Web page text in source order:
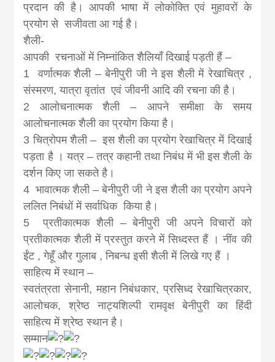
प्रदान की है। आपकी भाषा में लोकोक्ति एवं मुहावरों के
प्रयोग से सजीवता आ गई है।
शैली-
आपकी रचनाओं में निम्नांकित शैलियाँ दिखाई पड़ती हैं –
1 वर्णात्मक शैली – बेनीपुरी जी ने इस शैली में रेखाचित्र ,
संस्मरण, यात्रा वृतांत एवं जीवनी आदि की रचना की है।
2 आलोचनात्मक शैली – आपने समीक्षा के समय
आलोचनात्मक शैली का प्रयोग किया है।
3 चित्रोपम शैली – इस शैली का प्रयोग रेखाचित्र में दिखाई
पड़ता है । यत्र – तत्र कहानी तथा निबंध में भी इस शैली के
दर्शन किए जा सकते है।
4 भावात्मक शैली – बेनीपुरी जी ने इस शैली का प्रयोग अपने
ललित निबंधों में सर्वाधिक किया है।
5 प्रतीकात्मक शैली – बेनीपुरी जी अपने विचारों को
प्रतीकात्मक शैली में प्रस्तुत करने में सिध्दस्त हैं । नींव की
ईंट , गेहूँ और गुलाब , निबन्ध इसी शैली में लिखे गए हैं ।
साहित्य में स्थान –
स्वतंत्रता सेनानी, महान निबंधकार, प्रसिध्द रेखाचित्रकार,
आलोचक, श्रेष्ठ नाट्यशिल्पी रामवृक्ष बेनीपुरी का हिंदी
साहित्य में श्रेष्ठ स्थान है।
सम्मान